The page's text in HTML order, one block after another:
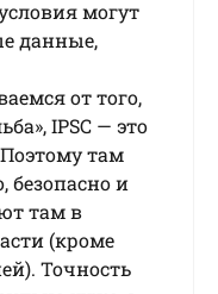
могут
данные,
от того,
IPSC — это
там
безопасно и
там в
(кроме
Точность